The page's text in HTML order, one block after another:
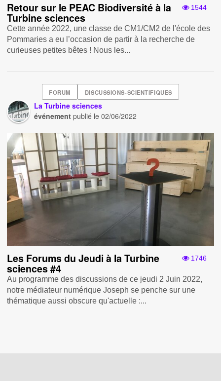
1544
Retour sur le PEAC Biodiversité à la
Turbine sciences
Cette année 2022, une classe de CM1/CM2 de l'école des
Pommaries a eu l’occasion de partir à la recherche de
curieuses petites bêtes ! Nous les...
FORUM DISCUSSIONS-SCIENTIFIQUES
La Turbine sciences
événement publié le02/06/2022
1746
Les Forums du Jeudi à la Turbine
sciences #4
Au programme des discussions de ce jeudi 2 Juin 2022,
notre médiateur numérique Joseph se penche sur une
thématique aussi obscure qu'actuelle :...